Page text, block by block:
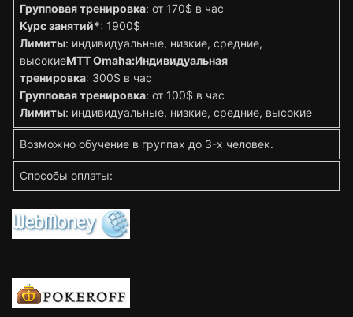
Групповая тренировка: от 170$ в час
Курс занятий*: 1900$
Лимиты: индивидуальные, низкие, средние,
высокиеMTT Omaha:Индивидуальная
тренировка: 300$ в час
Групповая тренировка: от 100$ в час
Лимиты: индивидуальные, низкие, средние, высокие
Возможно обучение в группах до 3-х человек.
Способы оплаты: